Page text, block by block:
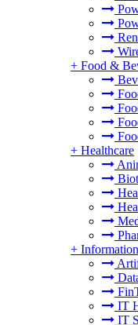
+ Food &
+ Healthcare
+
IT
IT